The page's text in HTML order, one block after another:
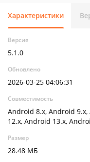
Характеристики
Версия
5.1.0
Обновлено
2026-03-25 04:06:31
Совместимость
Android 8.x, Android
12.x, Android 13.x,
Размер
28.48 МБ